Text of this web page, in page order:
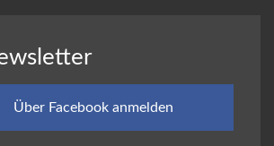
Über Facebook anmelden